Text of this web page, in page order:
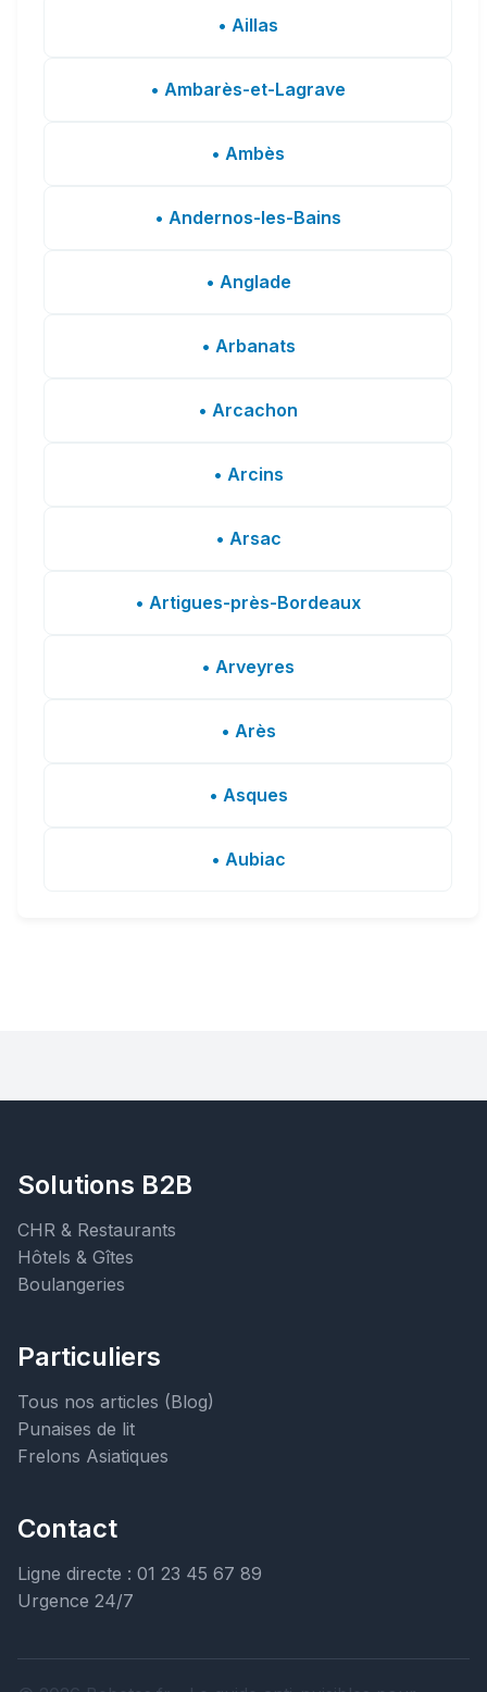
• Aillas
• Ambarès-et-Lagrave
• Ambès
• Andernos-les-Bains
• Anglade
• Arbanats
• Arcachon
• Arcins
• Arsac
• Artigues-près-Bordeaux
• Arveyres
• Arès
• Asques
• Aubiac
Solutions B2B
CHR & Restaurants
Hôtels & Gîtes
Boulangeries
Particuliers
Tous nos articles (Blog)
Punaises de lit
Frelons Asiatiques
Contact
Ligne directe : 01 23 45 67 89
Urgence 24/7